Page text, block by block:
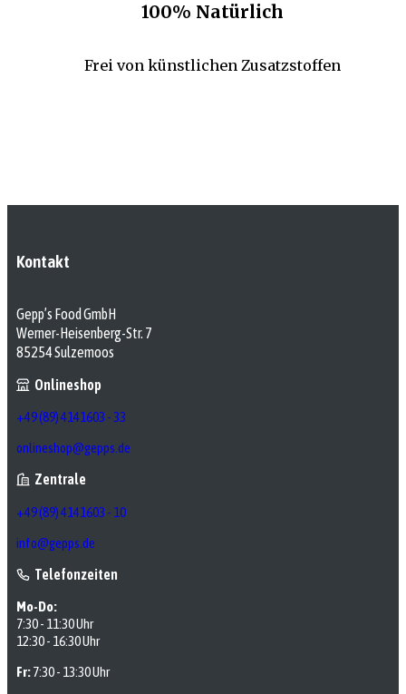
100% Natürlich
Frei von künstlichen Zusatzstoffen
Kontakt
Gepp’s Food GmbH
Werner-Heisenberg-Str. 7
85254 Sulzemoos
Onlineshop
+49 (89) 4141603 - 33
onlineshop@gepps.de
Zentrale
+49 (89) 4141603 - 10
info@gepps.de
Telefonzeiten
Mo-Do:
7:30 - 11:30 Uhr
12:30 - 16:30 Uhr
Fr:7:30 - 13:30 Uhr